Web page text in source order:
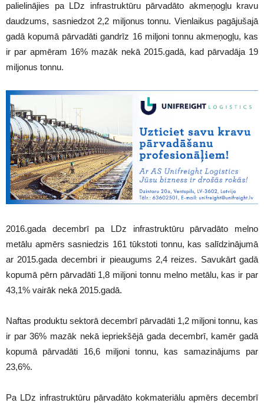
palielinājies pa LDz infrastruktūru pārvadāto akmeņogļu kravu
daudzums, sasniedzot 2,2 miljonus tonnu. Vienlaikus pagājušajā
gadā kopumā pārvadāti gandrīz 16 miljoni tonnu akmeņogļu, kas
ir par apmēram 16% mazāk nekā 2015.gadā, kad pārvadāja 19
miljonus tonnu.
2016.gada decembrī pa LDz infrastruktūru pārvadāto melno
metālu apmērs sasniedzis 161 tūkstoti tonnu, kas salīdzinājumā
ar 2015.gada decembri ir pieaugums 2,4 reizes. Savukārt gadā
kopumā pērn pārvadāti 1,8 miljoni tonnu melno metālu, kas ir par
43,1% vairāk nekā 2015.gadā.
Naftas produktu sektorā decembrī pārvadāti 1,2 miljoni tonnu, kas
ir par 36% mazāk nekā iepriekšējā gada decembrī, kamēr gadā
kopumā pārvadāti 16,6 miljoni tonnu, kas samazinājums par
23,6%.
Pa LDz infrastruktūru pārvadāto kokmateriālu apmērs decembrī